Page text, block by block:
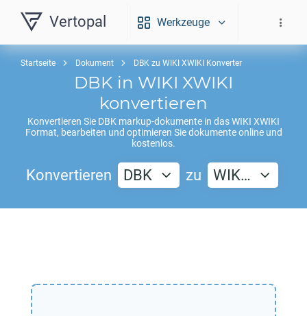
Vertopal Werkzeuge
Startseite Dokument DBK zu WIKI XWIKI Konverter
DBK in WIKI XWIKI
konvertieren
Konvertieren Sie DBK markup-dokumente in dasWIKI XWIKI
Format, bearbeiten und optimieren Sie dokumente online und
kostenlos.
Konvertieren DBK zu WIK…